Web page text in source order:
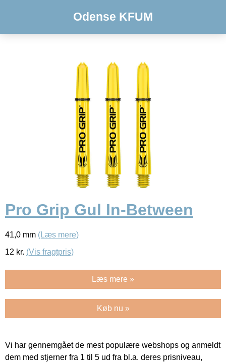
Odense KFUM
Pro Grip Gul In-Between
41,0 mm (Læs mere)
12 kr. (Vis fragtpris)
Læs mere »
Køb nu »
Vi har gennemgået de mest populære webshops og anmeldt
dem med stjerner fra 1 til 5 ud fra bl.a. deres prisniveau,